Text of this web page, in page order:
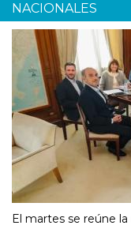
NACIONALES
El martes se reúne